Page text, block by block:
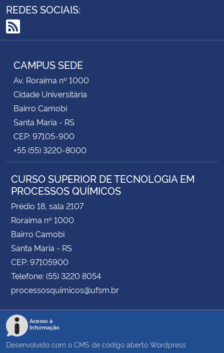
REDES SOCIAIS:
RSS
CAMPUS SEDE
Av. Roraima nº 1000
Cidade Universitária
Bairro Camobi
Santa Maria - RS
CEP: 97105-900
+55 (55) 3220-8000
CURSO SUPERIOR DE TECNOLOGIA EM
PROCESSOS QUÍMICOS
Prédio 18, sala 2107
Roraima nº 1000
Bairro Camobi
Santa Maria - RS
CEP: 97105900
Telefone: (55) 3220 8054
processosquimicos@ufsm.br
Acesso à
Informação
Desenvolvido com o CMS de código aberto Wordpress